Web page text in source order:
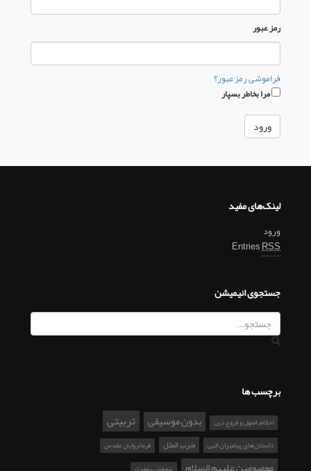
رمز عبور
فراموشی رمز عبور؟
مرا بخاطر بسپار
لینک‌های مفید
ورود
EntriesRSS
جستجوی انیمیشن
برچسب ها
احکام، اصول و فروع دین بدون موسیقی تربیتی
داستان‌های پیامبران الهی ضرب المثل فرمانروایان مقدس